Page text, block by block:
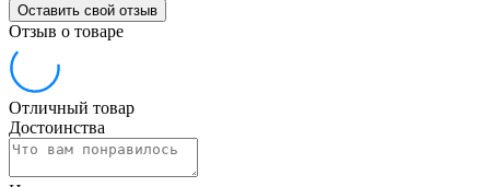
Оставить свой отзыв
Отзыв о товаре
Отличный товар
Достоинства